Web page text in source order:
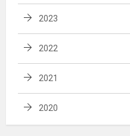
2023
2022
2021
2020